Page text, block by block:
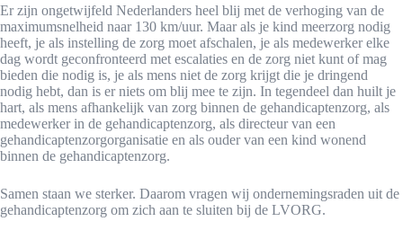
Er zijn ongetwijfeld Nederlanders heel blij met de verhoging van de
maximumsnelheid naar 130 km/uur. Maar als je kind meerzorg nodig
heeft, je als instelling de zorg moet afschalen, je als medewerker elke
dag wordt geconfronteerd met escalaties en de zorg niet kunt of mag
bieden die nodig is, je als mens niet de zorg krijgt die je dringend
nodig hebt, dan is er niets om blij mee te zijn. In tegendeel dan huilt je
hart, als mens afhankelijk van zorg binnen de gehandicaptenzorg, als
medewerker in de gehandicaptenzorg, als directeur van een
gehandicaptenzorgorganisatie en als ouder van een kind wonend
binnen de gehandicaptenzorg.
Samen staan we sterker. Daarom vragen wij ondernemingsraden uit de
gehandicaptenzorg om zich aan te sluiten bij de LVORG.